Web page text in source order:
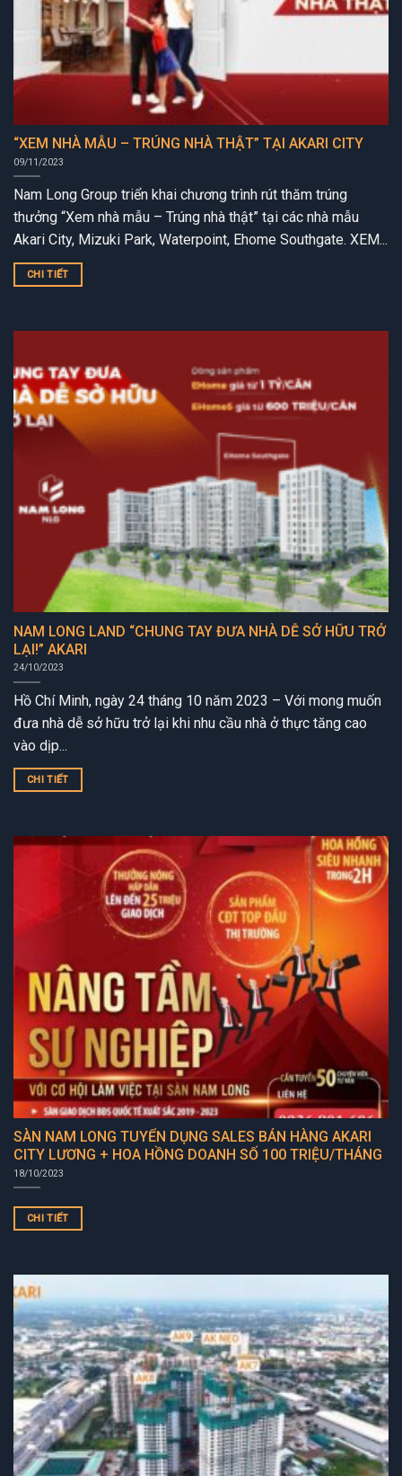
“XEM NHÀ MẪU – TRÚNG NHÀ THẬT” TẠI AKARI CITY
09/11/2023
Nam Long Group triển khai chương trình rút thăm trúng
thưởng “Xem nhà mẫu – Trúng nhà thật” tại các nhà mẫu
Akari City, Mizuki Park, Waterpoint, Ehome Southgate. XEM...
CHI TIẾT
NAM LONG LAND “CHUNG TAY ĐƯA NHÀ DỄ SỞ HỮU TRỞ
LẠI!” AKARI
24/10/2023
Hồ Chí Minh, ngày 24 tháng 10 năm 2023 – Với mong muốn
đưa nhà dễ sở hữu trở lại khi nhu cầu nhà ở thực tăng cao
vào dịp...
CHI TIẾT
SÀN NAM LONG TUYỂN DỤNG SALES BÁN HÀNG AKARI
CITY LƯƠNG + HOA HỒNG DOANH SỐ 100 TRIỆU/THÁNG
18/10/2023
CHI TIẾT